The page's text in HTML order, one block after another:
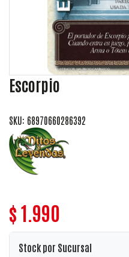
Escorpio
SKU: 68970660286392
$ 1.990
Stock por Sucursal